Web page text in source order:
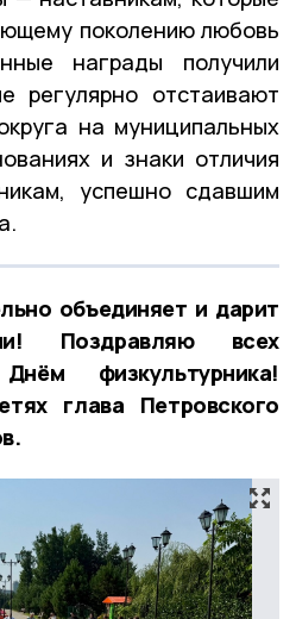
поколению любовь
награды получили
регулярно отстаивают
на муниципальных
и знаки отличия
успешно сдавшим
объединяет и дарит
Поздравляю всех
физкультурника!
глава Петровского